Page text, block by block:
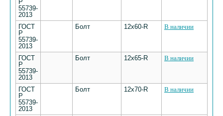
Р
55739-
2013
ГОСТ
Р
55739-
2013
Болт 12х60-R В наличии
ГОСТ
Р
55739-
2013
Болт 12х65-R В наличии
ГОСТ
Р
55739-
2013
Болт 12х70-R В наличии